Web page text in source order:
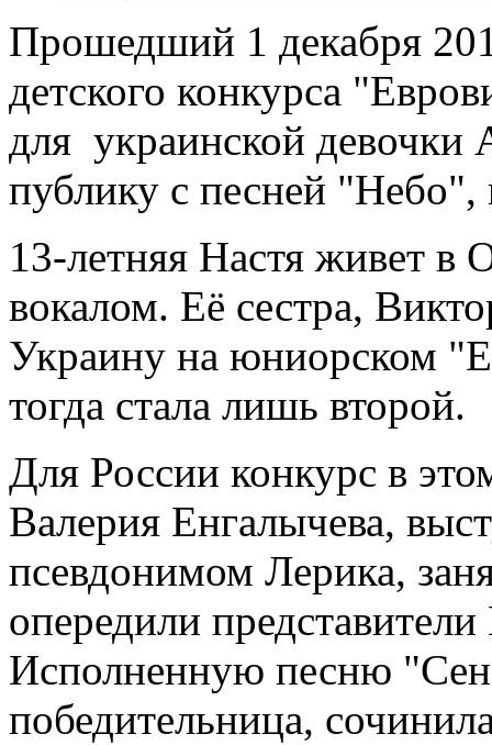
Прошедший 1 декабря
детского конкурса
для украинской девочки
публику с песней "Небо",
13-летняя Настя живет в
вокалом. Её сестра,
Украину на юниорском
тогда стала лишь второй.
Для России конкурс в
Валерия Енгалычева,
псевдонимом Лерика,
опередили
Исполненную песню
победительница,